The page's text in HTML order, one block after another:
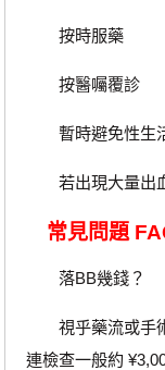
按時服藥
按醫囑覆診
暫時避免性生
若出現大量出血
常見問題
落BB幾錢？
視乎藥流或手術
連檢查一般約